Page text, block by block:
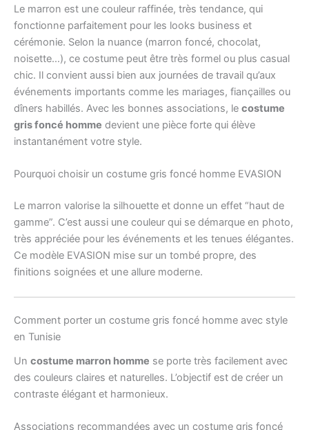
Le marron est une couleur raffinée, très tendance, qui
fonctionne parfaitement pour les looks business et
cérémonie. Selon la nuance (marron foncé, chocolat,
noisette…), ce costume peut être très formel ou plus casual
chic. Il convient aussi bien aux journées de travail qu’aux
événements importants comme les mariages, fiançailles ou
dîners habillés. Avec les bonnes associations, le costume
gris foncé homme devient une pièce forte qui élève
instantanément votre style.
Pourquoi choisir un costume gris foncé homme EVASION
Le marron valorise la silhouette et donne un effet “haut de
gamme”. C’est aussi une couleur qui se démarque en photo,
très appréciée pour les événements et les tenues élégantes.
Ce modèle EVASION mise sur un tombé propre, des
finitions soignées et une allure moderne.
Comment porter un costume gris foncé homme avec style
en Tunisie
Un costume marron homme se porte très facilement avec
des couleurs claires et naturelles. L’objectif est de créer un
contraste élégant et harmonieux.
Associations recommandées avec un costume gris foncé